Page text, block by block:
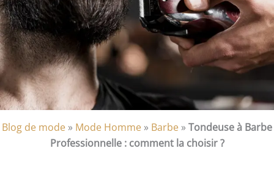
Blog de mode » Mode Homme » Barbe »Tondeuse à Barbe
Professionnelle : comment la choisir ?